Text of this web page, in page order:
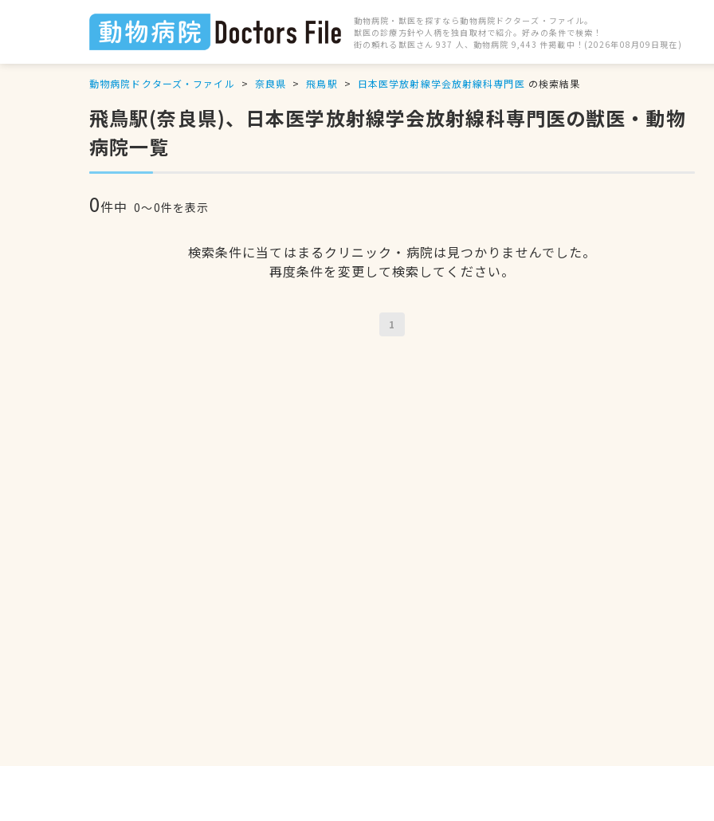
動物病院・獣医を探すなら動物病院ドクターズ・ファイル。
獣医の診療方針や人柄を独自取材で紹介。好みの条件で検索！
街の頼れる獣医さん 937 人、動物病院 9,443 件掲載中！(2026年08月09日現在)
動物病院ドクターズ・ファイル 奈良県 飛鳥駅 日本医学放射線学会放射線科専門医 の検索結果
飛鳥駅(奈良県)、日本医学放射線学会放射線科専門医の獣医・動物
病院一覧
0件中 0〜0件を表示
検索条件に当てはまるクリニック・病院は見つかりませんでした。
再度条件を変更して検索してください。
1